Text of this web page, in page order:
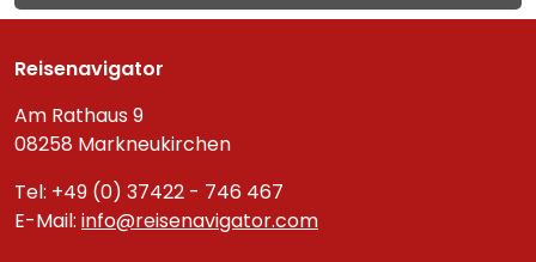
Reisenavigator
Am Rathaus 9
08258 Markneukirchen
Tel: +49 (0) 37422 - 746 467
E-Mail: info@reisenavigator.com